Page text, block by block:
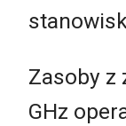
Zasoby z
GHz